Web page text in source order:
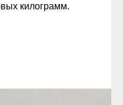
килограмм.